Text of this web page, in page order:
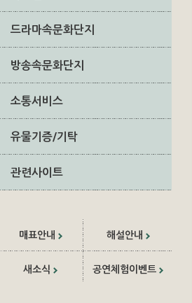
드라마속문화단지
방송속문화단지
소통서비스
유물기증/기탁
관련사이트
매표안내 해설안내
새소식 공연체험이벤트